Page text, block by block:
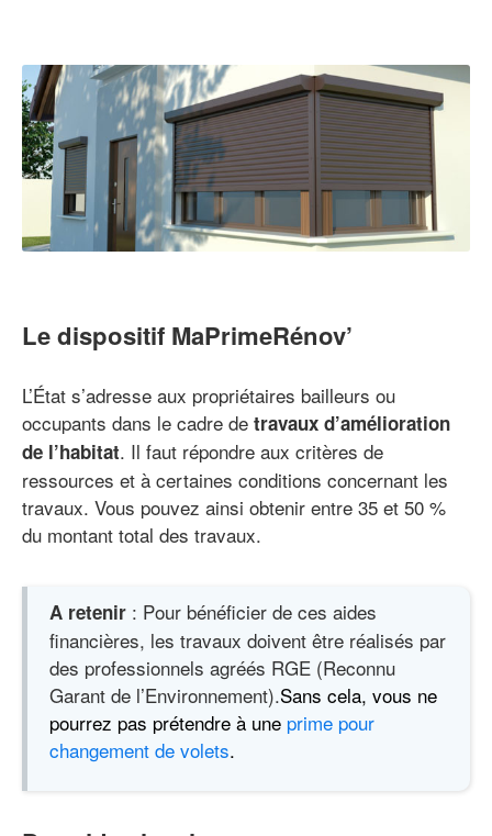
Le dispositif MaPrimeRénov’
L’État s’adresse aux propriétaires bailleurs ou
occupants dans le cadre de travaux d’amélioration
de l’habitat. Il faut répondre aux critères de
ressources et à certaines conditions concernant les
travaux. Vous pouvez ainsi obtenir entre 35 et 50 %
du montant total des travaux.
A retenir : Pour bénéficier de ces aides
financières, les travaux doivent être réalisés par
des professionnels agréés RGE (Reconnu
Garant de l’Environnement).Sans cela, vous ne
pourrez pas prétendre à une prime pour
changement de volets.